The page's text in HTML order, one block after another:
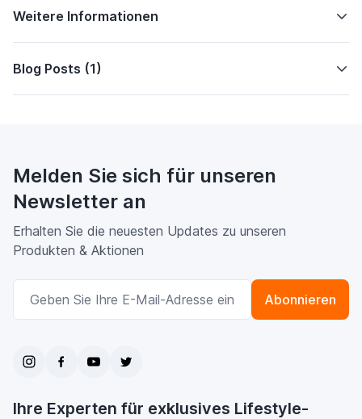
Weitere Informationen
Blog Posts (1)
Melden Sie sich für unseren
Newsletter an
Erhalten Sie die neuesten Updates zu unseren
Produkten & Aktionen
E-Mailadresse
Abonnieren
Ihre Experten für exklusives Lifestyle-